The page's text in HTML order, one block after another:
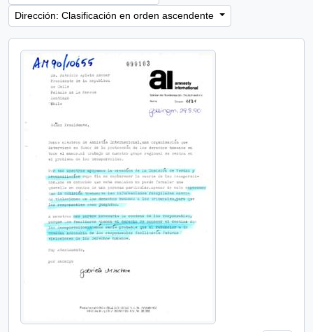
Dirección: Clasificación en orden ascendente